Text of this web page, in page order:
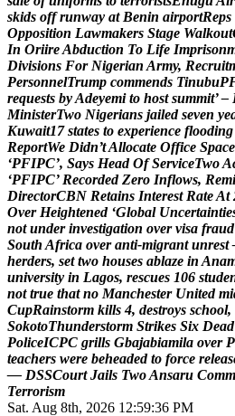
skids off runway at Benin airportReps
Opposition Lawmakers Stage Walkout
In OriireAbduction To Life Imprison
Divisions For Nigerian Army, Recruit
PersonnelTrump commends TinubuP
requests byAdeyemi to host summit’ –
MinisterTwo Nigerians jailed seven ye
Kuwait17 states to experience flooding
ReportWe Didn’tAllocate Office Space
‘PFIPC’, Says Head Of ServiceTwoA
‘PFIPC’ Recorded Zero Inflows, Remi
DirectorCBN Retains Interest RateAt
Over Heightened ‘Global Uncertaintie
not under investigation over visa fraud
South Africa over anti-migrant unrest
herders, set two houses ablaze in Ana
university in Lagos, rescues 106 stude
not true that no Manchester United mi
CupRainstorm kills 4, destroys school,
SokotoThunderstorm Strikes Six Dead
PoliceICPC grills Gbajabiamila over P
teachers were beheaded to force releas
— DSSCourt Jails TwoAnsaru Comm
Terrorism
Sat. Aug 8th, 2026 12:59:37 PM